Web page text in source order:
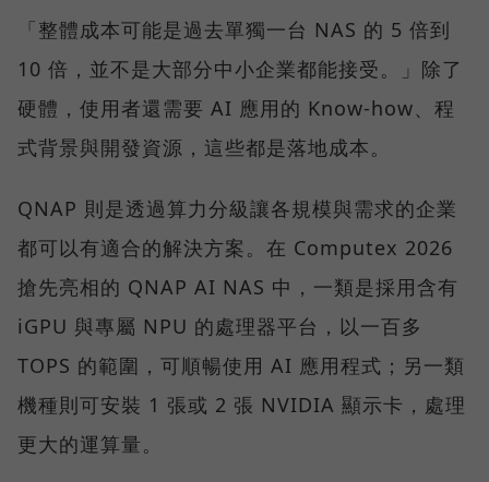
「整體成本可能是過去單獨一台 NAS 的 5 倍到
10 倍，並不是大部分中小企業都能接受。」除了
硬體，使用者還需要 AI 應用的 Know-how、程
式背景與開發資源，這些都是落地成本。
QNAP 則是透過算力分級讓各規模與需求的企業
都可以有適合的解決方案。在 Computex 2026
搶先亮相的 QNAP AI NAS 中，一類是採用含有
iGPU 與專屬 NPU 的處理器平台，以一百多
TOPS 的範圍，可順暢使用 AI 應用程式；另一類
機種則可安裝 1 張或 2 張 NVIDIA 顯示卡，處理
更大的運算量。